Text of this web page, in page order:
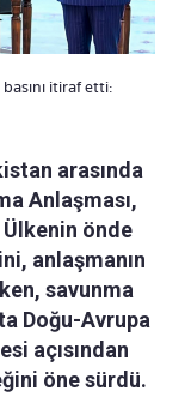
itiraf etti:
arasında
Anlaşması,
önde
anlaşmanın
savunma
Doğu-Avrupa
açısından
öne sürdü.